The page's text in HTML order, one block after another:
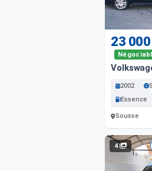
23 000
2002
Essence
Sousse
4